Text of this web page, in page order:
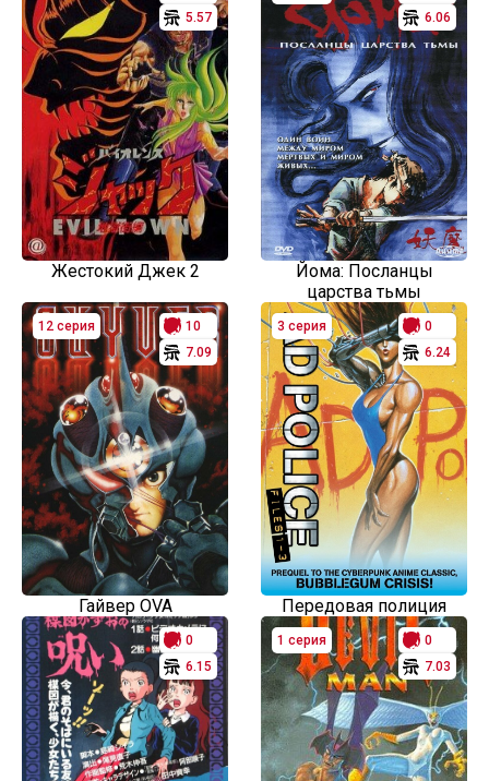
5.57
Жестокий Джек 2
6.06
Йома: Посланцы
царства тьмы
12 серия
10
7.09
Гайвер OVA
3 серия
0
6.24
Передовая полиция
0
6.15
1 серия
0
7.03